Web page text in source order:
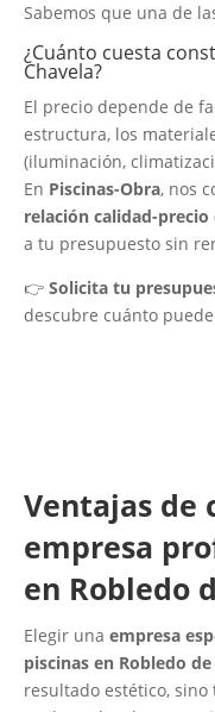
Sabemos que una de
¿Cuánto cuesta
Chavela?
El precio depende de
estructura, los
(iluminación,
En Piscinas-Obra, nos
relación calidad-precio
a tu presupuesto sin
👉 Solicita tu
descubre cuánto
Ventajas de
empresa
en Robledo
Elegir una empresa
piscinas en Robledo
resultado estético,